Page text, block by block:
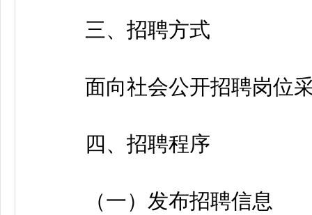
三、招聘方式
面向社会公开招聘岗位采
四、招聘程序
（一）发布招聘信息